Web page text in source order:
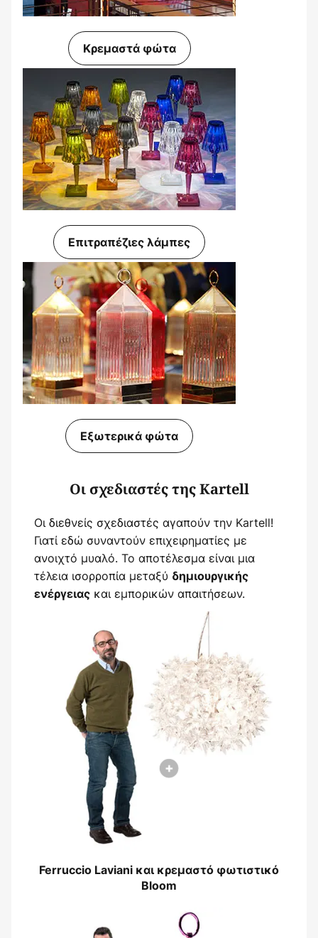
Κρεμαστά φώτα
Επιτραπέζιες λάμπες
Εξωτερικά φώτα
Οι σχεδιαστές της Kartell
Οι διεθνείς σχεδιαστές αγαπούν την Kartell!
Γιατί εδώ συναντούν επιχειρηματίες με
ανοιχτό μυαλό. Το αποτέλεσμα είναι μια
τέλεια ισορροπία μεταξύ δημιουργικής
ενέργειαςκαι εμπορικών απαιτήσεων.
Ferruccio Laviani και κρεμαστό φωτιστικό
Bloom